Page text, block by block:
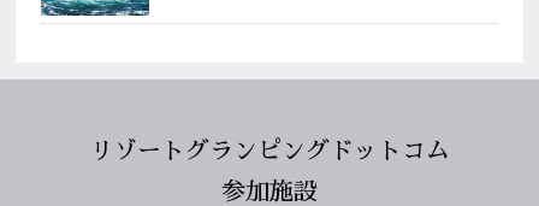
リゾートグランピングドットコム
参加施設